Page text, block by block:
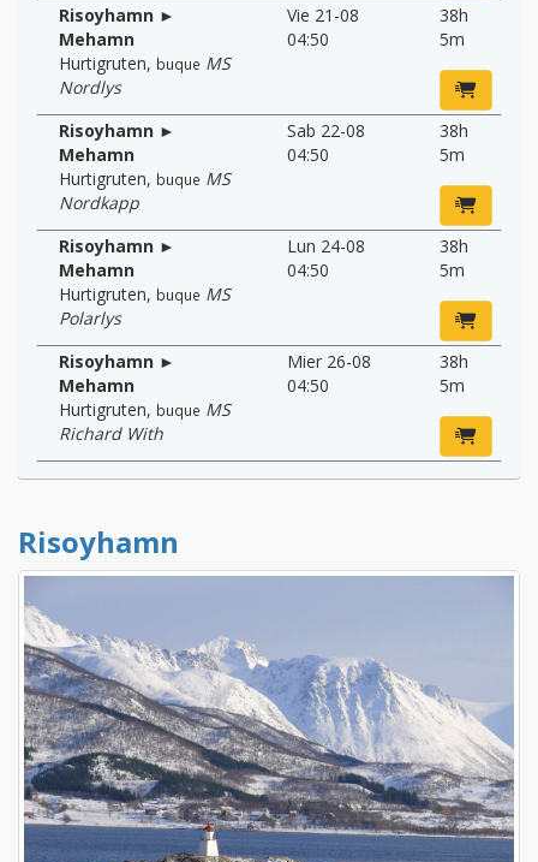
Risoyhamn ►
Mehamn
Hurtigruten, buque MS
Nordlys
Vie 21-08
04:50
38h
5m
Risoyhamn ►
Mehamn
Hurtigruten, buque MS
Nordkapp
Sab 22-08
04:50
38h
5m
Risoyhamn ►
Mehamn
Hurtigruten, buque MS
Polarlys
Lun 24-08
04:50
38h
5m
Risoyhamn ►
Mehamn
Hurtigruten, buque MS
Richard With
Mier 26-08
04:50
38h
5m
Risoyhamn